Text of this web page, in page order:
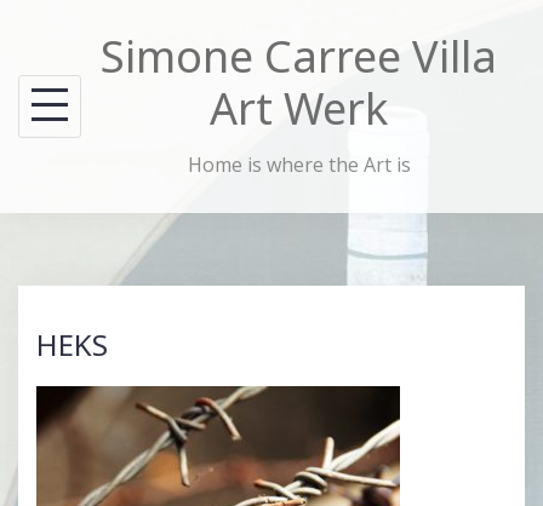
content
Simone Carree Villa
Art Werk
Home is where the Art is
HEKS